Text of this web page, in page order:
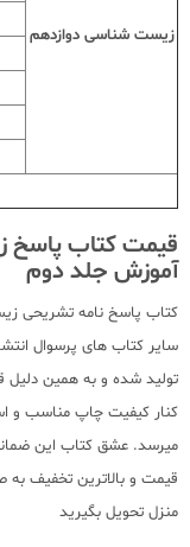
زیست شناسی دوازدهم
قیمت کتاب
آموزش جلد دوم
کتاب پاسخ نامه تشریحی
سایر کتاب های پرسوال
تولید شده و به همین دلیل
کنار کیفیت چاپ مناسب و
میرسد. عشق کتاب این
قیمت و بالاترین تخفیف به
منزل تحویل بگیرید